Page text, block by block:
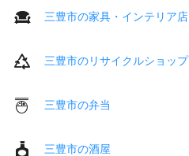
三豊市の家具・インテリア店
三豊市のリサイクルショップ
三豊市の弁当
三豊市の酒屋